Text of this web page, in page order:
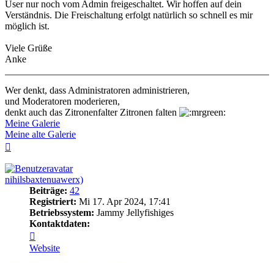
User nur noch vom Admin freigeschaltet. Wir hoffen auf dein
Verständnis. Die Freischaltung erfolgt natürlich so schnell es mir
möglich ist.
Viele Grüße
Anke
Wer denkt, dass Administratoren administrieren,
und Moderatoren moderieren,
denkt auch das Zitronenfalter Zitronen falten
Meine Galerie
Meine alte Galerie
nihilsbaxtenuawerx)
Beiträge: 42
Registriert: Mi 17. Apr 2024, 17:41
Betriebssystem: Jammy Jellyfishiges
Kontaktdaten:
von
nihilsbaxtenuawerx)
Website